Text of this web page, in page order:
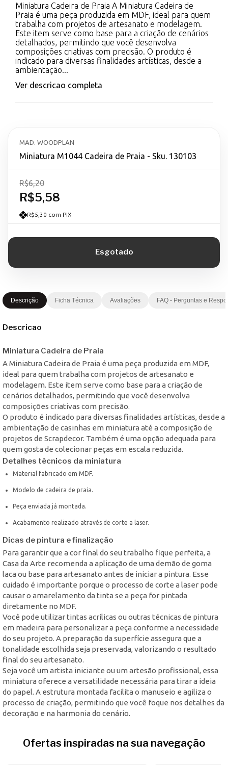
Miniatura Cadeira de Praia A Miniatura Cadeira de
Praia é uma peça produzida em MDF, ideal para quem
trabalha com projetos de artesanato e modelagem.
Este item serve como base para a criação de cenários
detalhados, permitindo que você desenvolva
composições criativas com precisão. O produto é
indicado para diversas finalidades artísticas, desde a
ambientação...
Ver descricao completa
MAD. WOODPLAN
Miniatura M1044 Cadeira de Praia - Sku. 130103
R$5,58
R$6,20
R$5,30 com PIX
Descrição Ficha Técnica Avaliações FAQ - Perguntas e
Descricao
Miniatura Cadeira de Praia
A Miniatura Cadeira de Praia é uma peça produzida em MDF,
ideal para quem trabalha com projetos de artesanato e
modelagem. Este item serve como base para a criação de
cenários detalhados, permitindo que você desenvolva
composições criativas com precisão.
O produto é indicado para diversas finalidades artísticas, desde a
ambientação de casinhas em miniatura até a composição de
projetos de Scrapdecor. Também é uma opção adequada para
quem gosta de colecionar peças em escala reduzida.
Detalhes técnicos da miniatura
Material fabricado em MDF.
Modelo de cadeira de praia.
Peça enviada já montada.
Acabamento realizado através de corte a laser.
Dicas de pintura e finalização
Para garantir que a cor final do seu trabalho fique perfeita, a
Casa da Arte recomenda a aplicação de uma demão de goma
laca ou base para artesanato antes de iniciar a pintura. Esse
cuidado é importante porque o processo de corte a laser pode
causar o amarelamento da tinta se a peça for pintada
diretamente no MDF.
Você pode utilizar tintas acrílicas ou outras técnicas de pintura
em madeira para personalizar a peça conforme a necessidade
do seu projeto. A preparação da superfície assegura que a
tonalidade escolhida seja preservada, valorizando o resultado
final do seu artesanato.
Seja você um artista iniciante ou um artesão profissional, essa
miniatura oferece a versatilidade necessária para tirar a ideia
do papel. A estrutura montada facilita o manuseio e agiliza o
processo de criação, permitindo que você foque nos detalhes da
decoração e na harmonia do cenário.
Ofertas inspiradas na sua navegação